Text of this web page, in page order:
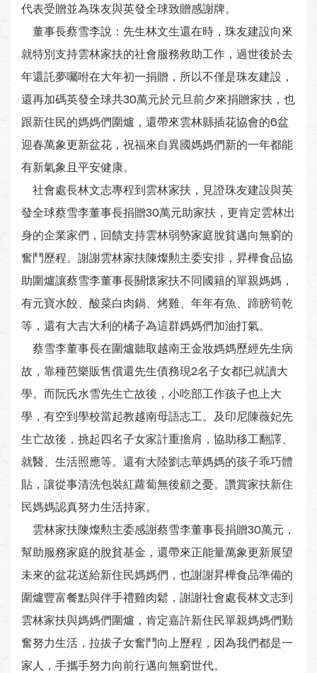
代表受贈並為珠友與英發全球致贈感謝牌。
董事長蔡雪李說：先生林文生還在時，珠友建設向來
就特別支持雲林家扶的社會服務救助工作，過世後於去
年還託夢囑咐在大年初一捐贈，所以不僅是珠友建設，
還再加碼英發全球共30萬元於元旦前夕來捐贈家扶，也
跟新住民的媽媽們圍爐，還帶來雲林縣插花協會的6盆
迎春萬象更新盆花，祝福來自異國媽媽們新的一年都能
有新氣象且平安健康。
社會處長林文志專程到雲林家扶，見證珠友建設與英
發全球蔡雪李董事長捐贈30萬元助家扶，更肯定雲林出
身的企業家們，回饋支持雲林弱勢家庭脫貧邁向無窮的
奮鬥歷程。謝謝雲林家扶陳燦勲主委安排，昇樺食品協
助圍爐讓蔡雪李董事長關懷家扶不同國籍的單親媽媽，
有元寶水餃、酸菜白肉鍋、烤雞、年年有魚、蹄膀筍乾
等，還有大吉大利的橘子為這群媽媽們加油打氣。
蔡雪李董事長在圍爐聽取越南王金妝媽媽歷經先生病
故，靠種芭樂販售償還先生債務現2名子女都已就讀大
學。而阮氏水雪先生亡故後，小吃部工作孩子也上大
學，有空到學校當起教越南母語志工。及印尼陳薇妃先
生亡故後，挑起四名子女家計重擔肩，協助移工翻譯、
就醫、生活照應等。還有大陸劉志華媽媽的孩子乖巧體
貼，讓從事清洗包裝紅蘿蔔無後顧之憂。讚賞家扶新住
民媽媽認真努力生活持家。
雲林家扶陳燦勲主委感謝蔡雪李董事長捐贈30萬元，
幫助服務家庭的脫貧基金，還帶來正能量萬象更新展望
未來的盆花送給新住民媽媽們，也謝謝昇樺食品準備的
圍爐豐富餐點與伴手禮雞肉鬆，謝謝社會處長林文志到
雲林家扶與媽媽們圍爐，肯定嘉許新住民單親媽媽們勤
奮努力生活，拉拔子女奮鬥向上歷程，因為我們都是一
家人，手攜手努力向前行邁向無窮世代。